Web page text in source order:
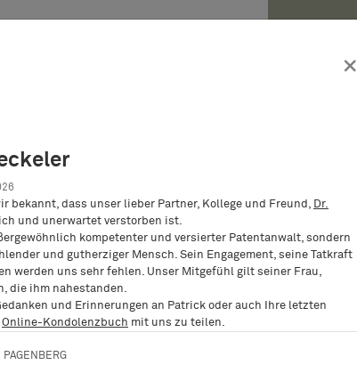
×
bekannt, dass unser lieber Partner, Kollege und Freund,
Dr.
und unerwartet verstorben ist.
kompetenter und versierter Patentanwalt, sondern
und gutherziger Mensch. Sein Engagement, seine Tatkraft
werden uns sehr fehlen. Unser Mitgefühl gilt seiner Frau,
die ihm nahestanden.
und Erinnerungen an Patrick oder auch Ihre letzten
Online-Kondolenzbuch mit uns zu teilen.